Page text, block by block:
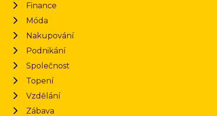
Finance
Móda
Nakupování
Podnikání
Společnost
Topení
Vzdělání
Zábava